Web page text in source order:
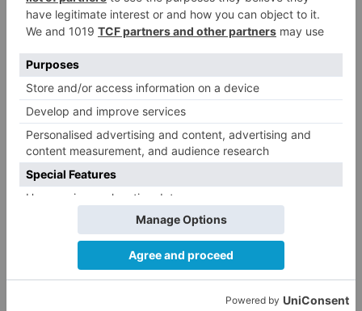
Marcos Domínguez Sanz (6) , Aarón Pardo
Castro, Marcos Aguilella Fabregat (7), Adrián
Urdiales Isa, Pol Sanz Rodríguez, Marcos
Casado Pérez (1), Pol Quiroga Durán, Hugo
Revuelta Aja (1), Pablo Manuel Traspuesto Merlín
(2), Federico Saud Sulak (3), Sergio Rubio San
Emeteri (1), Juan Adrián Rasines (1), Matías
Salvador Paya Matus y Samuel Mantecón
Hermana (3).
ÁRBITROS:
Víctor Rollán Martín y Sergio
Martínez Mirón (Fed. Terr. Andaluza y Fed. de la
C. Valenciana). Exclusiones de Pedro Martins